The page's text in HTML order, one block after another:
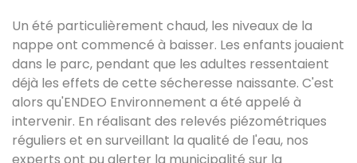
Un été particulièrement chaud, les niveaux de la
nappe ont commencé à baisser. Les enfants jouaient
dans le parc, pendant que les adultes ressentaient
déjà les effets de cette sécheresse naissante. C'est
alors qu'ENDEO Environnement a été appelé à
intervenir. En réalisant des relevés piézométriques
réguliers et en surveillant la qualité de l'eau, nos